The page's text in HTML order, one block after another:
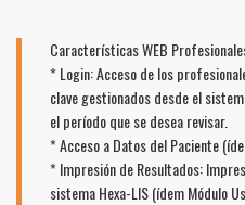
Características WEB
* Login: Acceso de los
clave gestionados desde el
el período que se desea revisar.
* Acceso a Datos del Paciente
* Impresión de Resultados:
sistema Hexa-LIS (ídem Módulo